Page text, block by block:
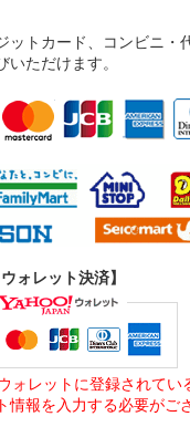
ットカード、コンビニ・
いただけます。
ォレット決済】
ォレットに登録されてい
情報を入力する必要がご